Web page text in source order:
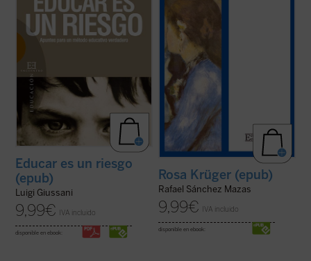
(ver ficha)
Educar es un riesgo
(epub)
Luigi Giussani
9,99€ IVA incluido
disponible en ebook:
(ver ficha)
Rosa Krüger (epub)
Rafael Sánchez Mazas
9,99€ IVA incluido
disponible en ebook: